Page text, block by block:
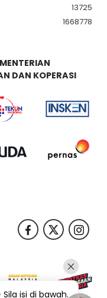
13725
1668778
DAN KOPERASI
Sila isi di bawah.